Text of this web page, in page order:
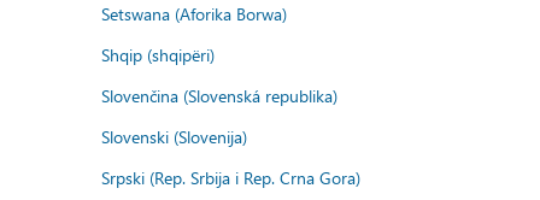
Setswana (Aforika Borwa)
Shqip (shqipëri)
Slovenčina (Slovenská republika)
Slovenski (Slovenija)
Srpski (Rep. Srbija i Rep. Crna Gora)